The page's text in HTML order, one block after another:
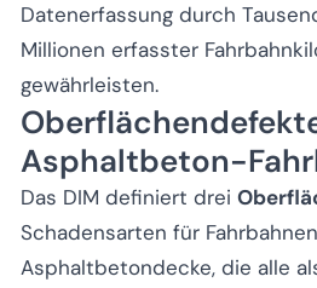
Datenerfassung durch
Millionen erfasster
gewährleisten.
Asphaltbeton-
Das DIM definiert drei
Schadensarten für
Asphaltbetondecke, die alle